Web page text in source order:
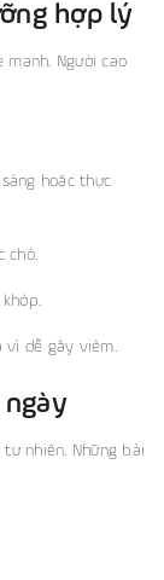
hợp lý
mạnh. Người cao
hoặc thực
chó.
vì dễ gây viêm.
ngày
nhiên. Những bài